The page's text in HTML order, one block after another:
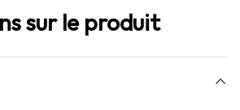
sur le produit